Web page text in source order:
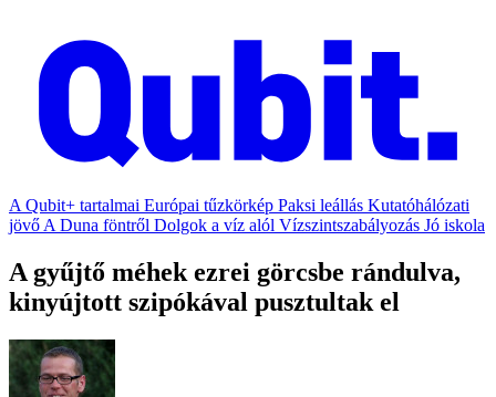
A Qubit+ tartalmai Európai tűzkörkép Paksi leállás Kutatóhálózati
jövő A Duna föntről Dolgok a víz alól Vízszintszabályozás Jó iskola
A gyűjtő méhek ezrei görcsbe rándulva,
kinyújtott szipókával pusztultak el